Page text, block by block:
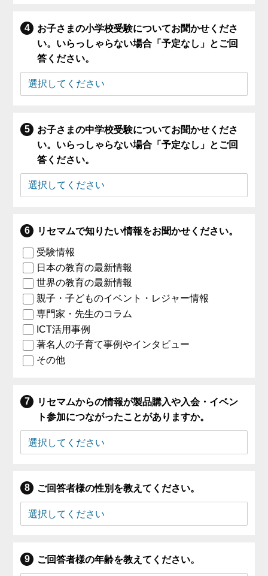
お子さまの小学校受験についてお聞かせくださ
い。いらっしゃらない場合「予定なし」とご回
答ください。
お子さまの中学校受験についてお聞かせくださ
い。いらっしゃらない場合「予定なし」とご回
答ください。
リセマムで知りたい情報をお聞かせください。
受験情報
日本の教育の最新情報
世界の教育の最新情報
親子・子どものイベント・レジャー情報
専門家・先生のコラム
ICT活用事例
著名人の子育て事例やインタビュー
その他
リセマムからの情報が製品購入や入会・イベン
ト参加につながったことがありますか。
ご回答者様の性別を教えてください。
ご回答者様の年齢を教えてください。